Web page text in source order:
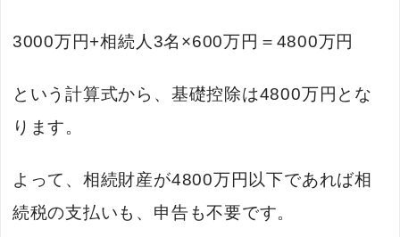
3000万円+相続人3名×600万円＝4800万円
という計算式から、基礎控除は4800万円とな
ります。
よって、相続財産が4800万円以下であれば相
続税の支払いも、申告も不要です。